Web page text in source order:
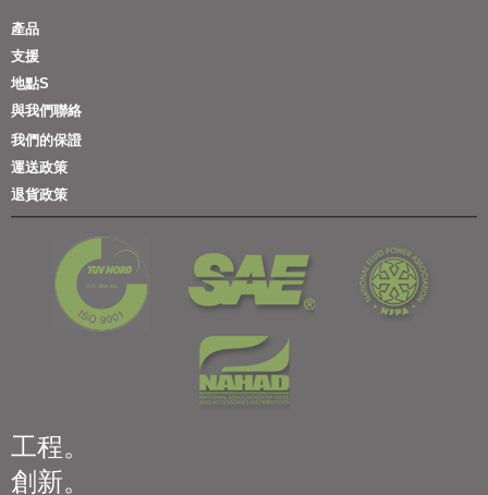
產品
支援
地點S
與我們聯絡
我們的保證
運送政策
退貨政策
工程。
創新。